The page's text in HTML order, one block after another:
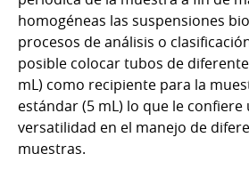
homogéneas las suspensiones
procesos de análisis o
posible colocar tubos de
mL) como recipiente para la
estándar (5 mL) lo que le confiere
versatilidad en el manejo de
muestras.